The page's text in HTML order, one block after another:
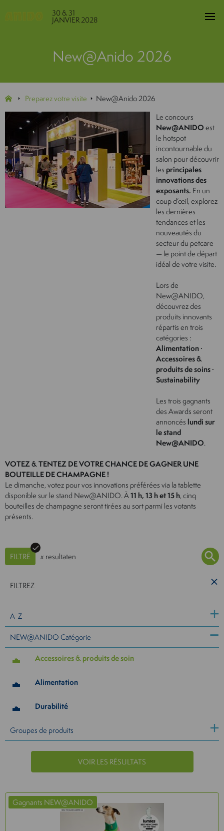
30 & 31
JANVIER 2028
New@Anido 2026
Preparez votre visite
New@Anido 2026
Le concours
New@ANIDOest
le hotspot
incontournable du
salon pour découvrir
les principales
innovations des
exposants. En un
coup d’œil, explorez
les dernières
tendances et les
nouveautés du
secteur du petcare
— le point de départ
idéal de votre visite.
Lors de
New@ANIDO,
découvrez des
produits innovants
répartis en trois
catégories :
Alimentation ·
Accessoires &
produits de soins ·
Sustainability
Les trois gagnants
des Awards seront
annoncés lundi sur
le stand
New@ANIDO.
VOTEZ & TENTEZ DE VOTRE CHANCE DE GAGNER UNE
BOUTEILLE DE CHAMPAGNE !
Le dimanche, votez pour vos innovations préférées via la tablette
disponible sur le stand New@ANIDO. À11 h, 13 h et 15 h, cinq
bouteilles de champagne seront tirées au sort parmi les votants
présents.
FILTRÉ x resultaten
FILTREZ
A-Z
NEW@ANIDO Catégorie
Accessoires & produits de soin
Alimentation
Durabilité
Groupes de produits
VOIR LES RÉSULTATS
Gagnants NEW@ANIDO